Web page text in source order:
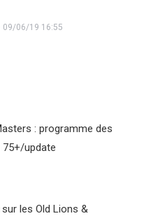
09/06/19 16:55
: programme des
75+/update
les Old Lions &